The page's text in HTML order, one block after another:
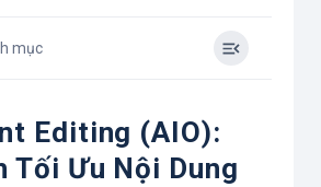
mục
Editing (AIO):
Tối Ưu Nội Dung